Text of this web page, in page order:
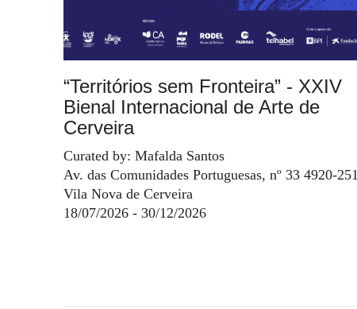
“Territórios sem Fronteira” - XXIV
Bienal Internacional de Arte de
Cerveira
Curated by: Mafalda Santos
Av. das Comunidades Portuguesas, nº 33 4920-251
Vila Nova de Cerveira
18/07/2026 - 30/12/2026